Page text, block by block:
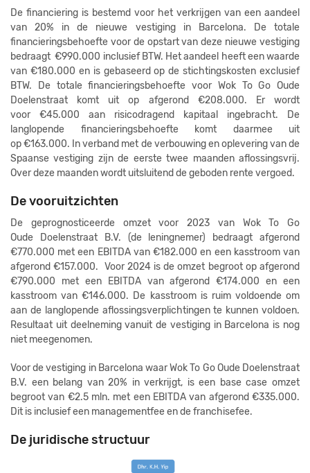
De financiering is bestemd voor het verkrijgen van een aandeel
van 20% in de nieuwe vestiging in Barcelona. De totale
financieringsbehoefte voor de opstart van deze nieuwe vestiging
bedraagt €990.000 inclusief BTW. Het aandeel heeft een waarde
van €180.000 en is gebaseerd op de stichtingskosten exclusief
BTW. De totale financieringsbehoefte voor Wok To Go Oude
Doelenstraat komt uit op afgerond €208.000. Er wordt
voor €45.000 aan risicodragend kapitaal ingebracht. De
langlopende financieringsbehoefte komt daarmee uit
op €163.000. In verband met de verbouwing en oplevering van de
Spaanse vestiging zijn de eerste twee maanden aflossingsvrij.
Over deze maanden wordt uitsluitend de geboden rente vergoed.
De vooruitzichten
De geprognosticeerde omzet voor 2023 van Wok To Go
Oude Doelenstraat B.V. (de leningnemer) bedraagt afgerond
€770.000 met een EBITDA van €182.000 en een kasstroom van
afgerond €157.000. Voor 2024 is de omzet begroot op afgerond
€790.000 met een EBITDA van afgerond €174.000 en een
kasstroom van €146.000. De kasstroom is ruim voldoende om
aan de langlopende aflossingsverplichtingen te kunnen voldoen.
Resultaat uit deelneming vanuit de vestiging in Barcelona is nog
niet meegenomen.
Voor de vestiging in Barcelona waar Wok To Go Oude Doelenstraat
B.V. een belang van 20% in verkrijgt, is een base case omzet
begroot van €2.5 mln. met een EBITDA van afgerond €335.000.
Dit is inclusief een managementfee en de franchisefee.
De juridische structuur